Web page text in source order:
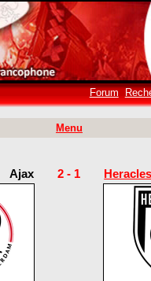
Forum
Menu
Ajax 2 - 1